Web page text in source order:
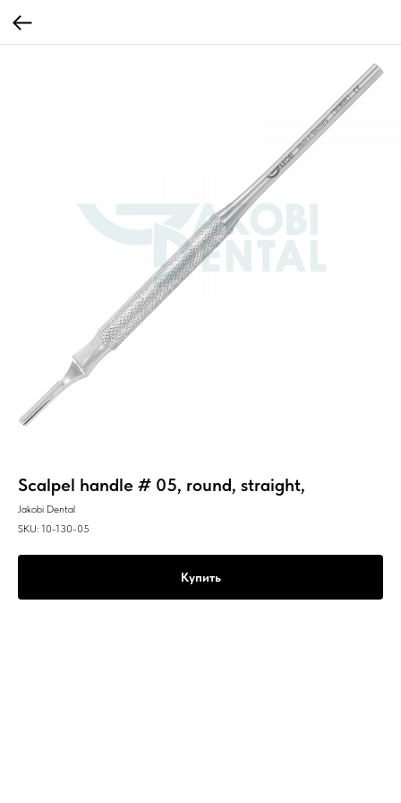
Scalpel handle # 05, round, straight,
Jakobi Dental
SKU: 10-130-05
Купить